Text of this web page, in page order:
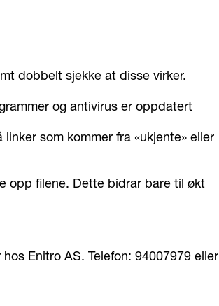
dobbelt sjekke at disse virker.
og antivirus er oppdatert
som kommer fra «ukjente» eller
opp filene. Dette bidrar bare til økt
Enitro AS. Telefon: 94007979 eller